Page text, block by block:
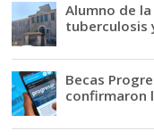
Alumno de
tuberculosis
Becas
confirmaron